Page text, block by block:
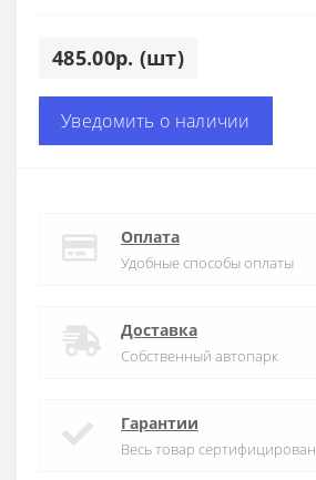
485.00р. (шт)
Уведомить о наличии
Оплата
Удобные способы оплаты
Доставка
Собственный автопарк
Гарантии
Весь товар сертифицирован